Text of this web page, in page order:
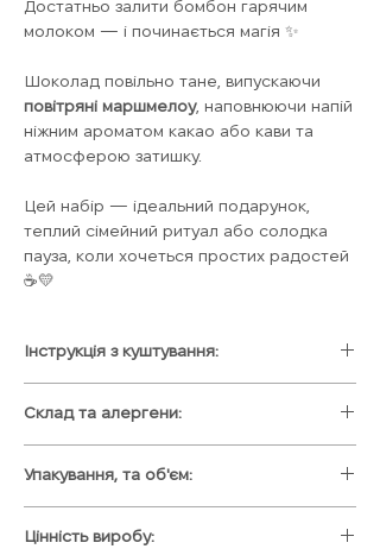
Достатньо залити бомбон гарячим
молоком — і починається магія ✨
Шоколад повільно тане, випускаючи
повітряні маршмелоу, наповнюючи напій
ніжним ароматом какао або кави та
атмосферою затишку.
Цей набір — ідеальний подарунок,
теплий сімейний ритуал або солодка
пауза, коли хочеться простих радостей
☕💛
Інструкція з куштування:
- для бомбончика 250-300 мл;
- для бомьониська 350-400 мл;
2) Залийте гарячим молочком
Склад та алергени:
Смаколики:Маршмеллоу
Корпус:Апельтсинова,
полунична, чорна та біла італійська
Упакування, та об'єм:
листівкою інструкцією та крафтовим
Цінність виробу: